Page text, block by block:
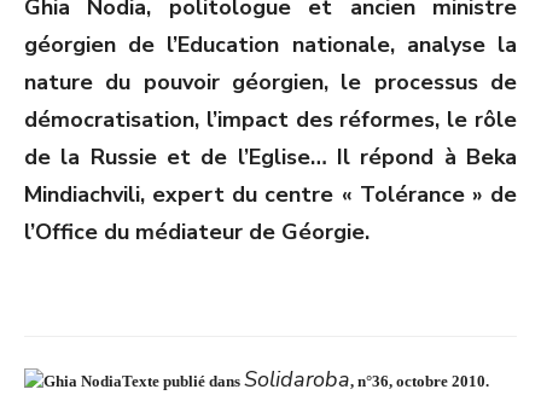
Ghia Nodia, politologue et ancien ministre
géorgien de l’Education nationale, analyse la
nature du pouvoir géorgien, le processus de
démocratisation, l’impact des réformes, le rôle
de la Russie et de l’Eglise… Il répond à Beka
Mindiachvili, expert du centre « Tolérance » de
l’Office du médiateur de Géorgie.
Texte publié dans Solidaroba, n°36, octobre 2010.